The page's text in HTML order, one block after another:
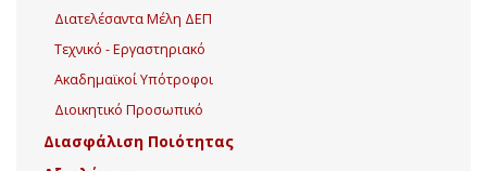
Διατελέσαντα Μέλη ΔΕΠ
Τεχνικό - Εργαστηριακό
Ακαδημαϊκοί Υπότροφοι
Διοικητικό Προσωπικό
Διασφάλιση Ποιότητας